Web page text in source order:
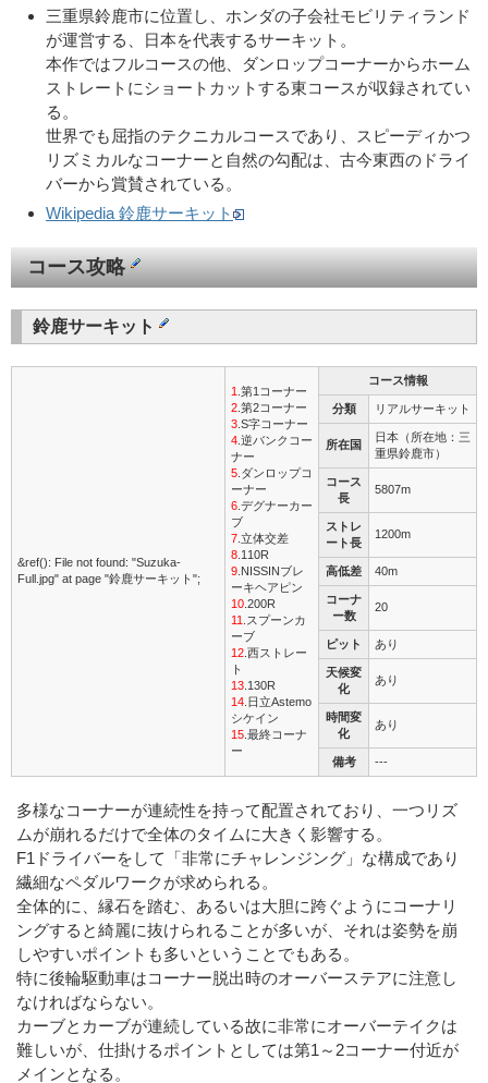
三重県鈴鹿市に位置し、ホンダの子会社モビリティランド
が運営する、日本を代表するサーキット。
本作ではフルコースの他、ダンロップコーナーからホーム
ストレートにショートカットする東コースが収録されてい
る。
世界でも屈指のテクニカルコースであり、スピーディかつ
リズミカルなコーナーと自然の勾配は、古今東西のドライ
バーから賞賛されている。
Wikipedia 鈴鹿サーキット
コース攻略
鈴鹿サーキット
&ref(): File not found: "Suzuka-
Full.jpg" at page "鈴鹿サーキット";
1 .第1コーナー
2 .第2コーナー
3 .S字コーナー
4 .逆バンクコー
ナー
5 .ダンロップコ
ーナー
6 .デグナーカー
ブ
7 .立体交差
8 .110R
9 .NISSINブレ
ーキヘアピン
10 .200R
11 .スプーンカ
ーブ
12 .西ストレー
ト
13 .130R
14 .日立Astemo
シケイン
15 .最終コーナ
ー
コース情報
分類 リアルサーキット
所在国
日本（所在地：三
重県鈴鹿市）
コース
長
5807m
ストレ
ート長
1200m
高低差 40m
コーナ
ー数
20
ピット あり
天候変
化
あり
時間変
化
あり
備考 ---
多様なコーナーが連続性を持って配置されており、一つリズ
ムが崩れるだけで全体のタイムに大きく影響する。
F1ドライバーをして「非常にチャレンジング」な構成であり
繊細なペダルワークが求められる。
全体的に、縁石を踏む、あるいは大胆に跨ぐようにコーナリ
ングすると綺麗に抜けられることが多いが、それは姿勢を崩
しやすいポイントも多いということでもある。
特に後輪駆動車はコーナー脱出時のオーバーステアに注意し
なければならない。
カーブとカーブが連続している故に非常にオーバーテイクは
難しいが、仕掛けるポイントとしては第1～2コーナー付近が
メインとなる。